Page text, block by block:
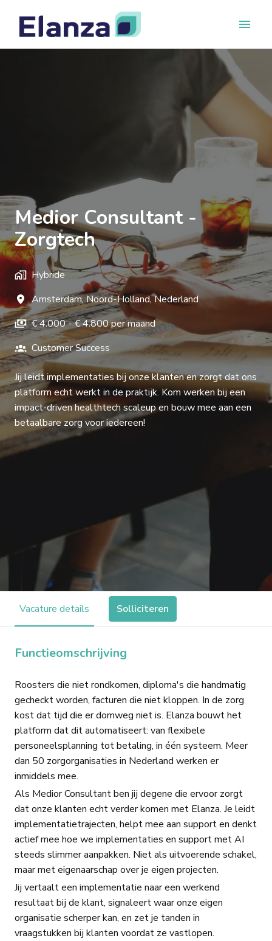
content
Homepagina
Medior Consultant -
Zorgtech
Hybride
Amsterdam,Noord-Holland,Nederland
€ 4.000 - € 4.800 per maand
Customer Success
Jij leidt implementaties bij onze klanten en zorgt dat ons
platform echt werkt in de praktijk. Kom werken bij een
impact-driven healthtech scaleup en bouw mee aan een
betaalbare zorg voor iedereen!
Vacature details Solliciteren
Functieomschrijving
Roosters die niet rondkomen, diploma's die handmatig
gecheckt worden, facturen die niet kloppen. In de zorg
kost dat tijd die er domweg niet is. Elanza bouwt het
platform dat dit automatiseert: van flexibele
personeelsplanning tot betaling, in één systeem. Meer
dan 50 zorgorganisaties in Nederland werken er
inmiddels mee.
Als Medior Consultant ben jij degene die ervoor zorgt
dat onze klanten echt verder komen met Elanza. Je leidt
implementatietrajecten, helpt mee aan support en denkt
actief mee hoe we implementaties en support met AI
steeds slimmer aanpakken. Niet als uitvoerende schakel,
maar met eigenaarschap over je eigen projecten.
Jij vertaalt een implementatie naar een werkend
resultaat bij de klant, signaleert waar onze eigen
organisatie scherper kan, en zet je tanden in
vraagstukken bij klanten voordat ze vastlopen.